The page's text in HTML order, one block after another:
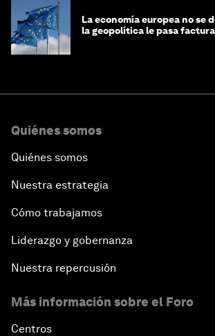
La economía europea no se
la geopolítica le pasa factura
Quiénes somos
Quiénes somos
Nuestra estrategia
Cómo trabajamos
Liderazgo y gobernanza
Nuestra repercusión
Más información sobre el Foro
Centros